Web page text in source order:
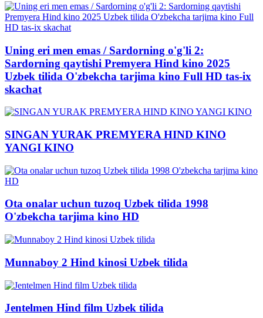
Uning eri men emas / Sardorning o'g'li 2:
Sardorning qaytishi Premyera Hind kino 2025
Uzbek tilida O'zbekcha tarjima kino Full HD tas-ix
skachat
SINGAN YURAK PREMYERA HIND KINO
YANGI KINO
Ota onalar uchun tuzoq Uzbek tilida 1998
O'zbekcha tarjima kino HD
Munnaboy 2 Hind kinosi Uzbek tilida
Jentelmen Hind film Uzbek tilida